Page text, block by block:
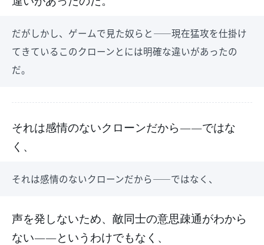
だがしかし、ゲームで見た奴らと――現在猛攻を仕掛け
てきているこのクローンとには明確な違いがあったの
だ。
それは感情のないクローンだから――ではな
く、
それは感情のないクローンだから――ではなく、
声を発しないため、敵同士の意思疎通がわから
ない――というわけでもなく、